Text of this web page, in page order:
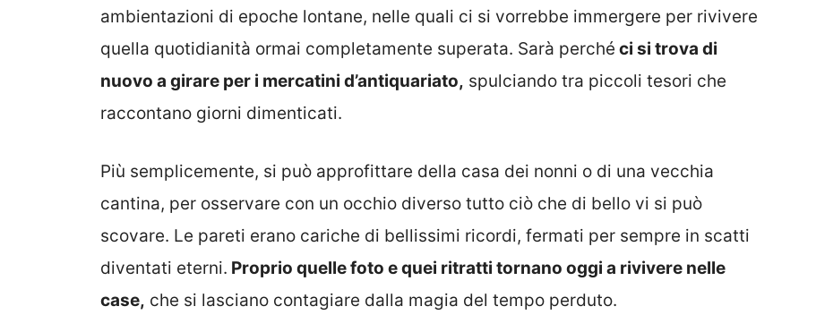
ambientazioni di epoche lontane, nelle quali ci si vorrebbe immergere per rivivere
quella quotidianità ormai completamente superata. Sarà perché ci si trova di
nuovo a girare per i mercatini d’antiquariato, spulciando tra piccoli tesori che
raccontano giorni dimenticati.
Più semplicemente, si può approfittare della casa dei nonni o di una vecchia
cantina, per osservare con un occhio diverso tutto ciò che di bello vi si può
scovare. Le pareti erano cariche di bellissimi ricordi, fermati per sempre in scatti
diventati eterni. Proprio quelle foto e quei ritratti tornano oggi a rivivere nelle
case, che si lasciano contagiare dalla magia del tempo perduto.